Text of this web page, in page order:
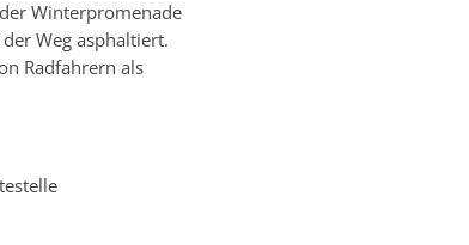
Winterpromenade
Weg asphaltiert.
Radfahrern als